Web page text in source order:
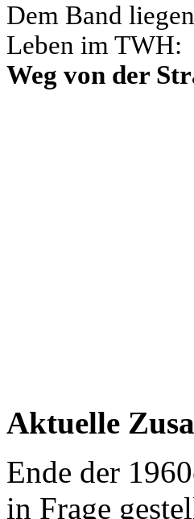
Dem Band liegen
Leben im TWH:
Weg von der
Aktuelle
Ende der
in Frage